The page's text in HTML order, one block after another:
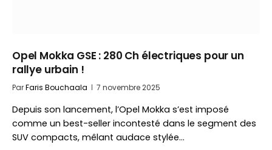
Opel Mokka GSE : 280 Ch électriques pour un
rallye urbain !
ParFaris Bouchaala 7 novembre 2025
Depuis son lancement, l’Opel Mokka s’est imposé
comme un best-seller incontesté dans le segment des
SUV compacts, mêlant audace stylée…